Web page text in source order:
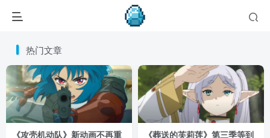
热门文章
《攻壳机动队》新动画不再重
《葬送的芙莉莲》第三季等到